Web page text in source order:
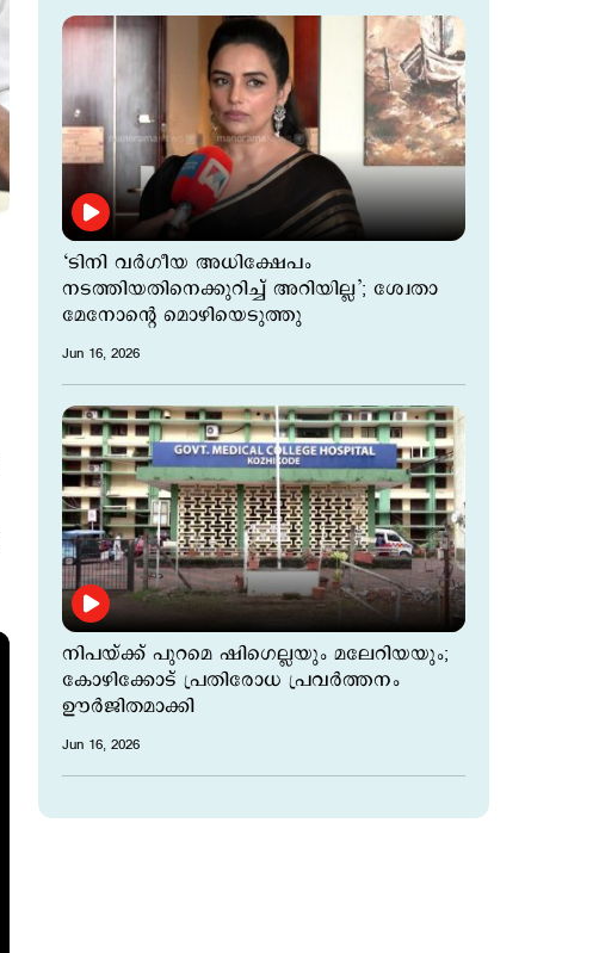
‘ടിനി വർഗീയ അധിക്ഷേപം
നടത്തിയതിനെക്കുറിച്ച് അറിയില്ല’; ശ്വേതാ
മേനോന്റെ മൊഴിയെടുത്തു
Jun 16, 2026
നിപയ്ക്ക് പുറമെ ഷിഗെല്ലയും മലേറിയയും;
കോഴിക്കോട് പ്രതിരോധ പ്രവർത്തനം
ഊര്‍ജിതമാക്കി
Jun 16, 2026